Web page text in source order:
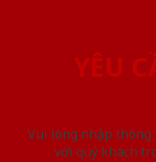
YÊU
Vui lòng nhập
với quý khách